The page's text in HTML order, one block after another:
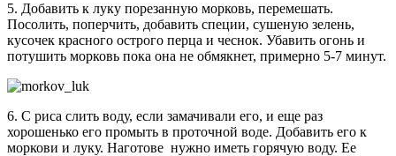
5. Добавить к луку порезанную морковь, перемешать.
Посолить, поперчить, добавить специи, сушеную зелень,
кусочек красного острого перца и чеснок. Убавить огонь и
потушить морковь пока она не обмякнет, примерно 5-7 минут.
6. С риса слить воду, если замачивали его, и еще раз
хорошенько его промыть в проточной воде. Добавить его к
моркови и луку. Наготове нужно иметь горячую воду. Ее